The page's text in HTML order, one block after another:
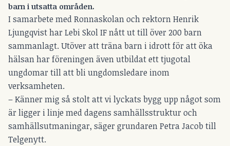
barn i utsatta områden.
I samarbete med Ronnaskolan och rektorn Henrik
Ljungqvist har Lebi Skol IF nått ut till över 200 barn
sammanlagt. Utöver att träna barn i idrott för att öka
hälsan har föreningen även utbildat ett tjugotal
ungdomar till att bli ungdomsledare inom
verksamheten.
– Känner mig så stolt att vi lyckats bygg upp något som
är ligger i linje med dagens samhällsstruktur och
samhällsutmaningar, säger grundaren Petra Jacob till
Telgenytt.